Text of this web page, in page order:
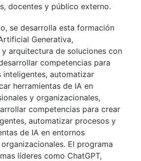
docentes y público externo.
se desarrolla esta formación
Generativa,
arquitectura de soluciones con
competencias para
inteligentes, automatizar
herramientas de IA en
y organizacionales,
competencias para crear
automatizar procesos y
de IA en entornos
El programa
líderes como ChatGPT,